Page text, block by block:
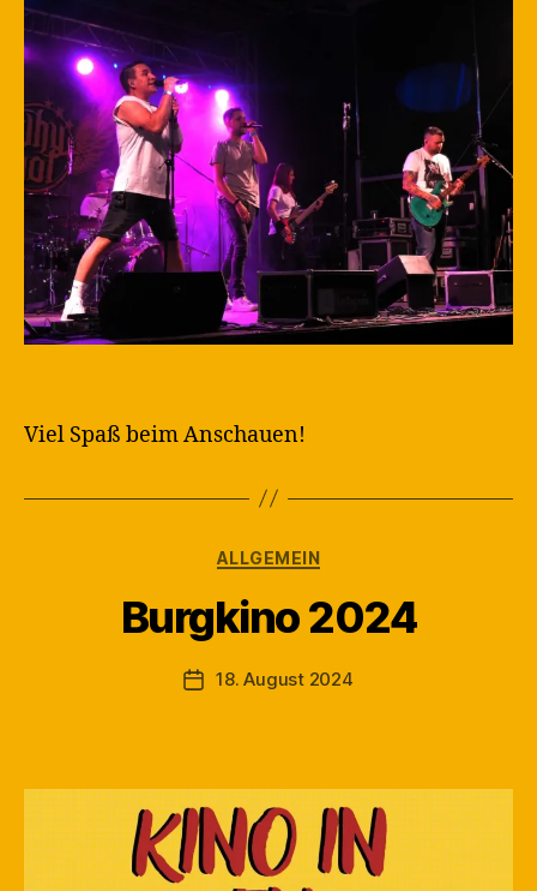
Viel Spaß beim Anschauen!
Kategorien
ALLGEMEIN
Burgkino 2024
Beitragsautor
o
n
a
Veröffentlichungsdatum
18. August 2024